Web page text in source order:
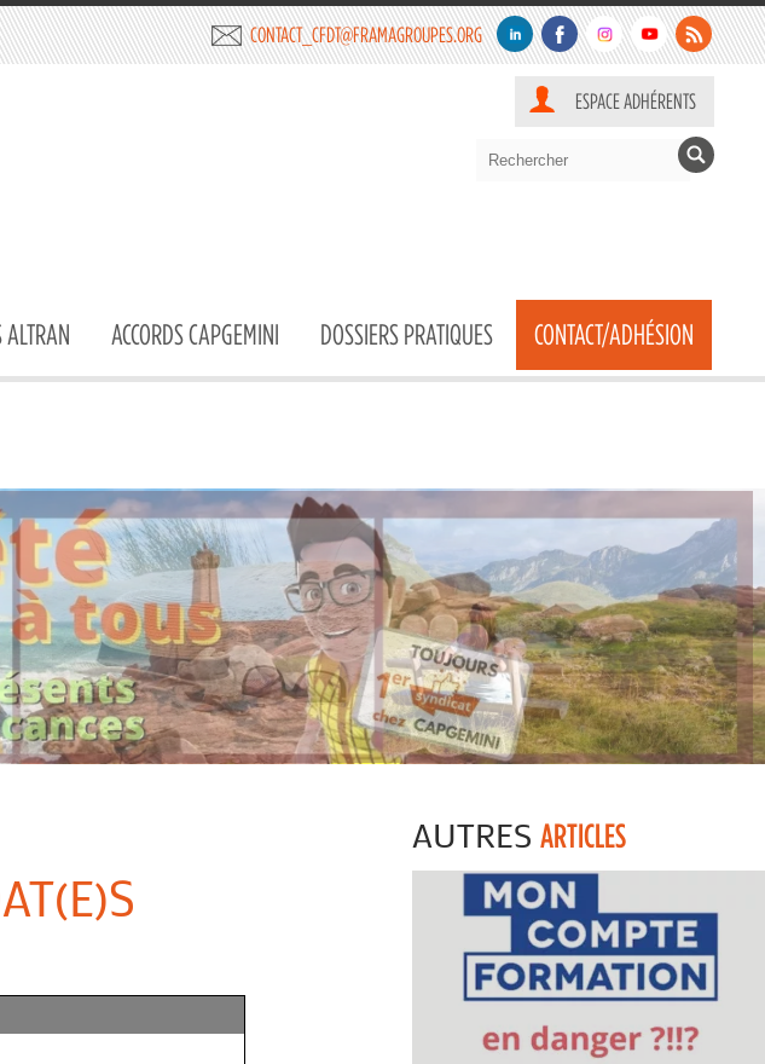
CONTACT_CFDT@FRAMAGROUPES.ORG
ESPACE ADHÉRENTS
ALTRAN ACCORDS CAPGEMINI DOSSIERS PRATIQUES CONTACT/ADHÉSION
AUTRES ARTICLES